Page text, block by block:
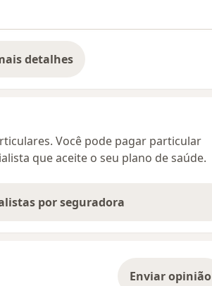
detalhes
sobre o endereço
Você pode pagar particular
que aceite o seu plano de saúde.
por seguradora
Enviar opinião